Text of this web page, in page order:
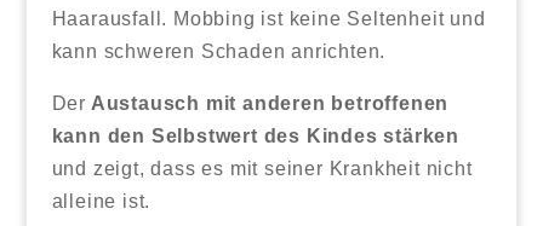
Haarausfall. Mobbing ist keine Seltenheit und
kann schweren Schaden anrichten.
Der Austausch mit anderen betroffenen
kann den Selbstwert des Kindes stärken
und zeigt, dass es mit seiner Krankheit nicht
alleine ist.